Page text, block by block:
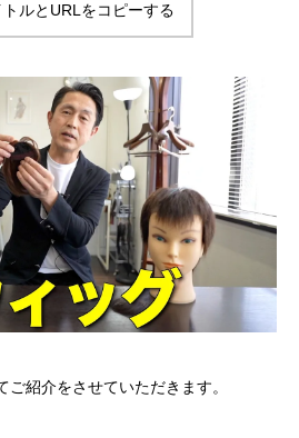
ルとURLをコピーする
紹介をさせていただきます。